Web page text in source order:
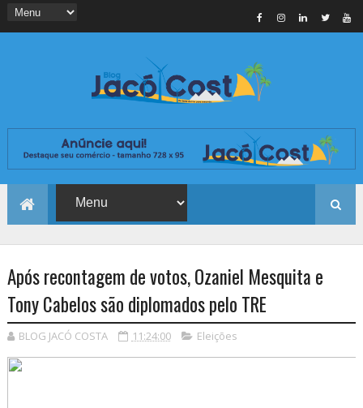
Após recontagem de votos, Ozaniel Mesquita e
Tony Cabelos são diplomados pelo TRE
BLOG JACÓ COSTA 11:24:00 Eleições